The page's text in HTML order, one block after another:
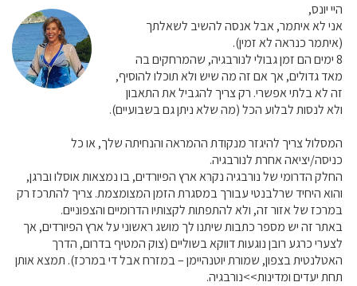
היי יונס,
אני לא איתמר, אבל אנסה להשיב לשאלתך
(איתמר כנראה לא זמין).
8 ימים הם זמן גבולי לנורבגיה, שהמרחקים בה
מאד גדולים, אך אם זה מה שיש ולא תוכלו להוסיף,
זה לא בלתי אפשרי. רק צריך להגביל את התאבון
ולא לנסות לבלוע הכל (מה שלא ניתן גם בשבועיים).
המסלול צריך להיגזר מנקודת ההמראה והנחיתה שלך, או כל
כניסה/יציאה אחרת לנורבגיה.
החלק הדרומי של נורבגיה נקרא ארץ הפיורדים, בו נמצאות אוסלו וברגן,
והוא היחיד שרלבנטי עבורך במסגרת הזמן המצומצמת. צריך להתרכז רק
במרכז של אזור זה, ולא להתפתות לקצותיו הדרומיים והצפוניים.
באתר זה יש מספר כתבות שיתנו לך מושג ראשוני על ארץ הפיורדים, אך
לצערי כרגע רובן נוגעות דווקא בשוליים (צוק המטיף בדרום, הדרך
האטלנטית בצפון, שמורת יוטנהיימן – במזרח אבל די במרכז). תמצא אותן
תחת יעדים ומדינות>>נורבגיה.